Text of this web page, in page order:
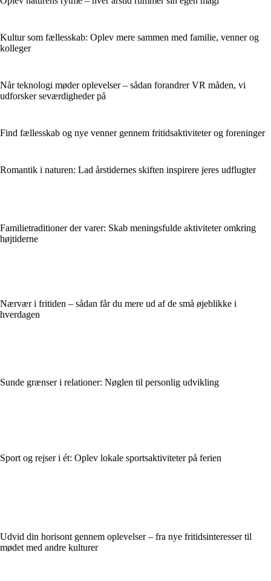
Kultur som fællesskab: Oplev mere sammen med familie, venner og
kolleger
Når teknologi møder oplevelser – sådan forandrer VR måden, vi
udforsker seværdigheder på
Find fællesskab og nye venner gennem fritidsaktiviteter og foreninger
Romantik i naturen: Lad årstidernes skiften inspirere jeres udflugter
Familietraditioner der varer: Skab meningsfulde aktiviteter omkring
højtiderne
Nærvær i fritiden – sådan får du mere ud af de små øjeblikke i
hverdagen
Sunde grænser i relationer: Nøglen til personlig udvikling
Sport og rejser i ét: Oplev lokale sportsaktiviteter på ferien
Udvid din horisont gennem oplevelser – fra nye fritidsinteresser til
mødet med andre kulturer